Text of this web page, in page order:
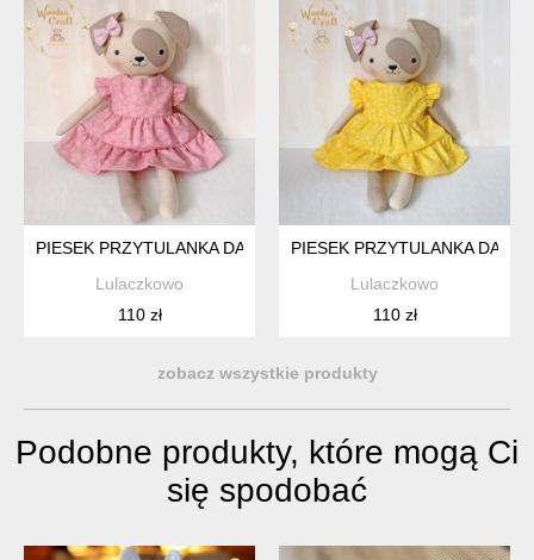
PIESEK PRZYTULANKA DAISY W RÓŻOWEJ SUKIENECZCE Z
Lulaczkowo
110 zł
PIESEK PRZYTULANKA
Lulaczkowo
110 zł
zobacz wszystkie produkty
Podobne produkty, które mogą Ci
się spodobać